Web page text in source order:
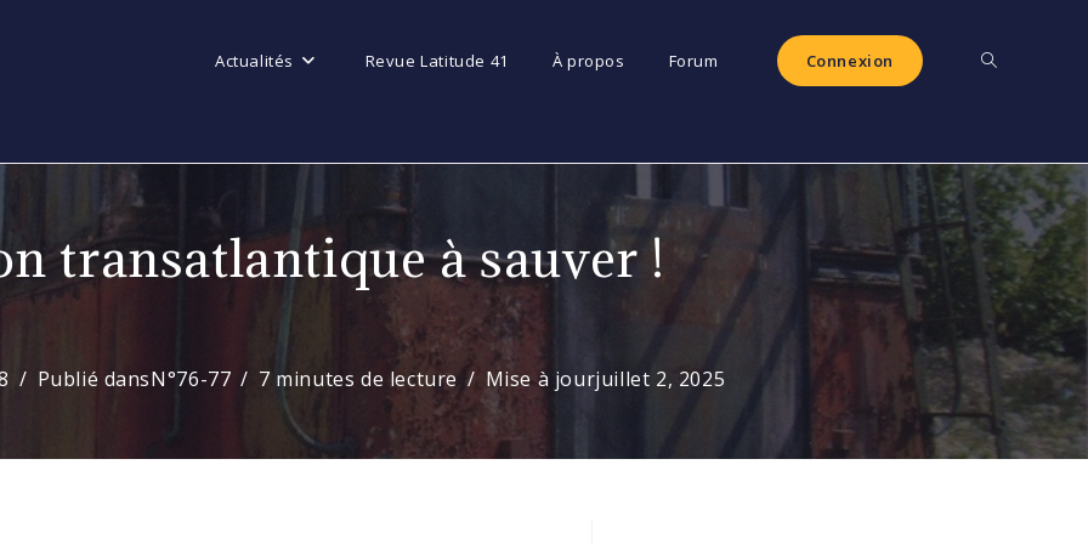
Actualités Revue Latitude 41 À propos Forum Connexion Toggle
website
search
transatlantique à sauver !
Publié dansN°76-77 7 minutes de lecture Mise à jourjuillet 2, 2025